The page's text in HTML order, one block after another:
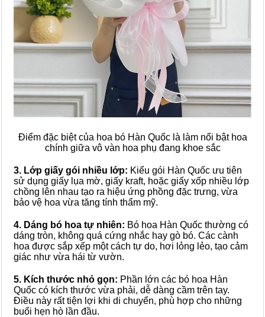
Điểm đặc biệt của hoa bó Hàn Quốc là làm nổi bật hoa
chính giữa vô vàn hoa phụ đang khoe sắc
3. Lớp giấy gói nhiều lớp: Kiểu gói Hàn Quốc ưu tiên
sử dụng giấy lụa mờ, giấy kraft, hoặc giấy xốp nhiều lớp
chồng lên nhau tạo ra hiệu ứng phồng đặc trưng, vừa
bảo vệ hoa vừa tăng tính thẩm mỹ.
4. Dáng bó hoa tự nhiên: Bó hoa Hàn Quốc thường có
dáng tròn, không quá cứng nhắc hay gò bó. Các cành
hoa được sắp xếp một cách tự do, hơi lỏng lẻo, tạo cảm
giác như vừa hái từ vườn.
5. Kích thước nhỏ gọn: Phần lớn các bó hoa Hàn
Quốc có kích thước vừa phải, dễ dàng cầm trên tay.
Điều này rất tiện lợi khi di chuyển, phù hợp cho những
buổi hẹn hò lần đầu.